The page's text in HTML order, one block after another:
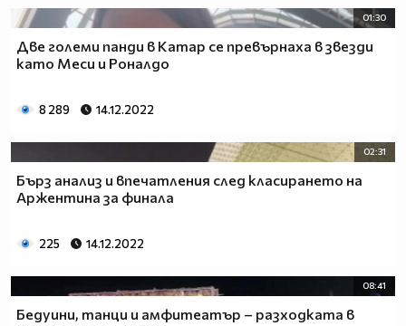
01:30
Две големи панди в Катар се превърнаха в звезди
като Меси и Роналдо
8 289 14.12.2022
02:31
Бърз анализ и впечатления след класирането на
Аржентина за финала
225 14.12.2022
08:41
Бедуини, танци и амфитеатър – разходката в